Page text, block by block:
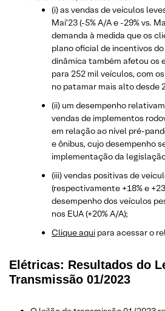
(i) as vendas de veículos
Mai’23 (-5% A/A e -29% vs.
demanda à medida que os
plano oficial de incentivos
dinâmica também afetou os
para 252 mil veículos, com
no patamar mais alto desde
(ii) um desempenho
vendas de implementos
em relação ao nível pré-
e ônibus, cujo desempenho
implementação da
(iii) vendas positivas de
(respectivamente +18% e
desempenho dos veículos
nos EUA (+20% A/A);
Clique aqui para acessar o
Elétricas: Resultados do
Transmissão 01/2023